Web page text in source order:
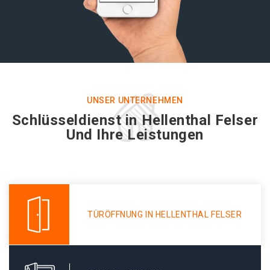
UNSER UNTERNEHMEN
Schlüsseldienst in Hellenthal Felser
Und Ihre Leistungen
TÜRÖFFNUNG IN HELLENTHAL FELSER